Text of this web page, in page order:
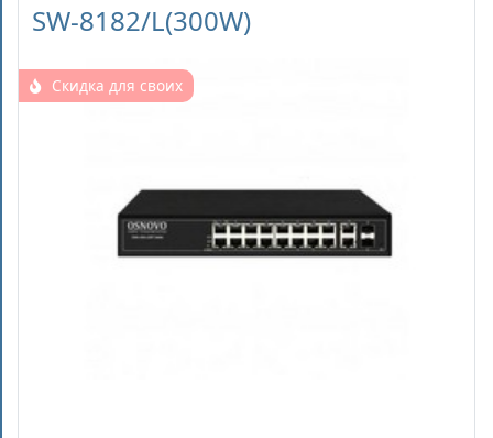
SW-8182/L(300W)
Скидка для своих